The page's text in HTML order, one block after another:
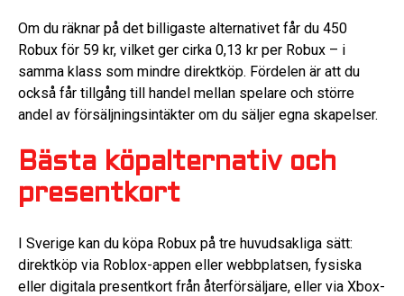
Om du räknar på det billigaste alternativet får du 450
Robux för 59 kr, vilket ger cirka 0,13 kr per Robux – i
samma klass som mindre direktköp. Fördelen är att du
också får tillgång till handel mellan spelare och större
andel av försäljningsintäkter om du säljer egna skapelser.
Bästa köpalternativ och
presentkort
I Sverige kan du köpa Robux på tre huvudsakliga sätt:
direktköp via Roblox-appen eller webbplatsen, fysiska
eller digitala presentkort från återförsäljare, eller via Xbox-